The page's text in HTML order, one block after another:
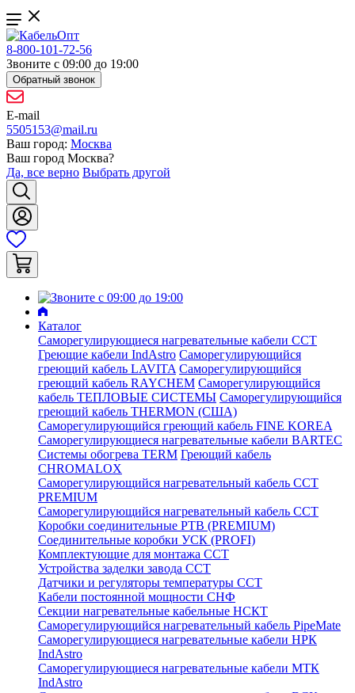
8-800-101-72-56
Звоните с 09:00 до 19:00
Обратный звонок
E-mail
5505153@mail.ru
Ваш город: Москва
Ваш город Москва?
Да, все верно Выбрать другой
Каталог
Саморегулирующиеся нагревательные кабели ССТ
Греющие кабели IndAstro Саморегулирующийся
греющий кабель LAVITA Саморегулирующийся
греющий кабель RAYCHEM Саморегулирующийся
кабель ТЕПЛОВЫЕ СИСТЕМЫ Саморегулирующийся
греющий кабель THERMON (США)
Саморегулирующийся греющий кабель FINE KOREA
Саморегулирующиеся нагревательные кабели BARTEC
Системы обогрева TERM Греющий кабель
CHROMALOX
Саморегулирующийся нагревательный кабель ССТ
PREMIUM
Саморегулирующийся нагревательный кабель ССТ
Коробки соединительные РТВ (PREMIUM)
Соединительные коробки УСК (PROFI)
Комплектующие для монтажа ССТ
Устройства заделки завода ССТ
Датчики и регуляторы температуры ССТ
Кабели постоянной мощности СНФ
Секции нагревательные кабельные НСКТ
Саморегулирующийся нагревательный кабель PipeMate
Саморегулирующиеся нагревательные кабели НРК
IndAstro
Саморегулирующиеся нагревательные кабели МТК
IndAstro